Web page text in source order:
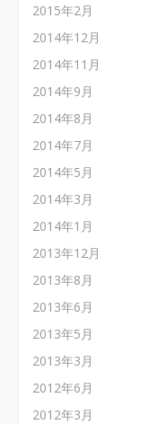
2015年2月
2014年12月
2014年11月
2014年9月
2014年8月
2014年7月
2014年5月
2014年3月
2014年1月
2013年12月
2013年8月
2013年6月
2013年5月
2013年3月
2012年6月
2012年3月